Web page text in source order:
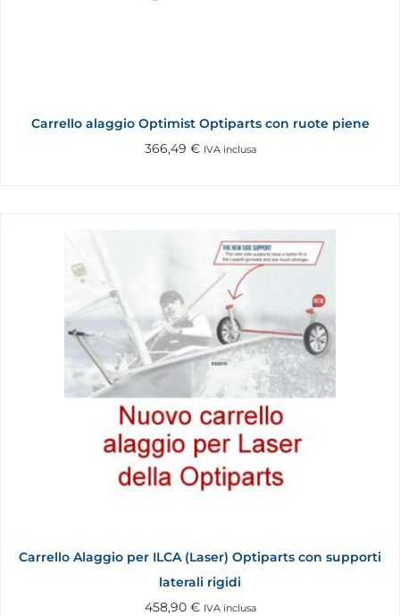
Carrello alaggio Optimist Optiparts con ruote piene
366,49 € IVA inclusa
Carrello Alaggio per ILCA (Laser) Optiparts con supporti
laterali rigidi
458,90 € IVA inclusa